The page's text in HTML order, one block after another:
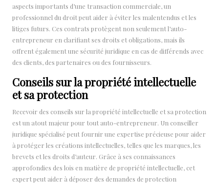
aspects importants d’une transaction commerciale, un
professionnel du droit peut aider à éviter les malentendus et les
litiges futurs. Ces contrats protègent non seulement l’auto-
entrepreneur en clarifiant ses droits et obligations, mais ils
offrent également une sécurité juridique en cas de différends avec
des clients, des partenaires ou des fournisseurs.
Conseils sur la propriété intellectuelle
et sa protection
Recevoir des conseils sur la propriété intellectuelle et sa protection
est un atout majeur pour tout auto-entrepreneur. Un conseiller
juridique spécialisé peut fournir une expertise précieuse pour aider
à protéger les créations intellectuelles, telles que les marques, les
brevets et les droits d’auteur. Grâce à ses connaissances
approfondies des lois en matière de propriété intellectuelle, cet
expert peut aider à déposer des demandes de protection